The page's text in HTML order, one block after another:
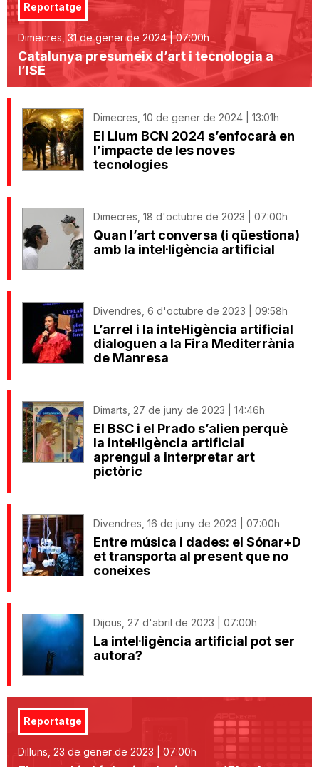
Reportatge
Dimecres, 31 de gener de 2024 | 07:00h
Catalunya presumeix d’art i tecnologia a
l’ISE
Dimecres, 10 de gener de 2024 | 13:01h
El Llum BCN 2024 s’enfocarà en
l’impacte de les noves
tecnologies
Dimecres, 18 d'octubre de 2023 | 07:00h
Quan l’art conversa (i qüestiona)
amb la intel·ligència artificial
Divendres, 6 d'octubre de 2023 | 09:58h
L’arrel i la intel·ligència artificial
dialoguen a la Fira Mediterrània
de Manresa
Dimarts, 27 de juny de 2023 | 14:46h
El BSC i el Prado s’alien perquè
la intel·ligència artificial
aprengui a interpretar art
pictòric
Divendres, 16 de juny de 2023 | 07:00h
Entre música i dades: el Sónar+D
et transporta al present que no
coneixes
Dijous, 27 d'abril de 2023 | 07:00h
La intel·ligència artificial pot ser
autora?
Reportatge
Dilluns, 23 de gener de 2023 | 07:00h